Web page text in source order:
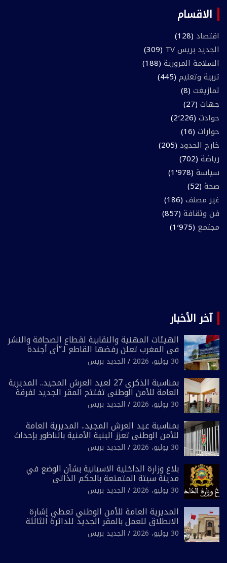
الاقسام
اقتصاد (128)
الجديد بريس TV
(309)
السلامة المرورية (188)
تربية وتعليم (445)
تمازيغت (8)
جهات (27)
حوادث (2٬226)
حوارات (16)
خارج الحدود (205)
رياضة (702)
سياسة (1٬978)
صحة (52)
غير مصنف (186)
فن وثقافة (857)
مجتمع (1٬975)
آخر الأخبار
الهيئات المهنية والنقابية لقطاع الصحافة والنشر
في المغرب تعلن رفضها القاطع لـ”أي أجندة
انتخابية مُعدة على مقاس سياسي ومصلحي
ضيق”
30 يوليو، 2026 الجديد بريس
بمناسبة الذكرى 27 لعيد العرش المجيد.. المديرية
العامة للأمن الوطني تفتتح المقر الجديد لفرقة
الشرطة السياحية بفاس
30 يوليو، 2026 الجديد بريس
بمناسبة عيد العرش المجيد.. المديرية العامة
للأمن الوطني تعزز البنية الأمنية بالناظور بإحداث
فرقتين جديدتين
30 يوليو، 2026 الجديد بريس
بلاغ وزارة الداخلية الاسبانية بشأن الوضع في
مدينة سبتة المتمتعة بالحكم الذاتي
30 يوليو، 2026 الجديد بريس
المديرية العامة للأمن الوطني تعطي إشارة
الانطلاق للعمل بالمقر الجديد للدائرة الثالثة
للشرطة بولاية أمن العيون
30 يوليو، 2026 الجديد بريس